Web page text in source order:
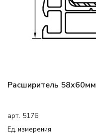
Расширитель 58x60мм
арт. 5176
Ед. измерения